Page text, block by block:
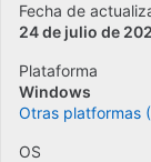
Fecha de
24 de julio de
Plataforma
Windows
Otras platformas
OS